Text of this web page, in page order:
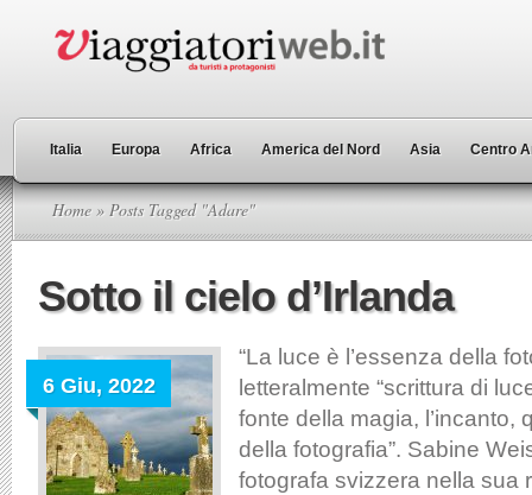
Italia Europa Africa America del Nord Asia Centro
Home » Posts Tagged "Adare"
Sotto il cielo d’Irlanda
6 Giu, 2022
“La luce è l’essenza della
letteralmente “scrittura di
fonte della magia, l’incanto,
della fotografia”. Sabine
fotografa svizzera nella sua